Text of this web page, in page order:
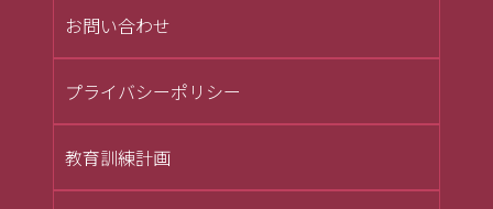
お問い合わせ
プライバシーポリシー
教育訓練計画